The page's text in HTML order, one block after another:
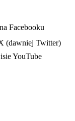
Facebooku
(dawniej Twitter)
YouTube